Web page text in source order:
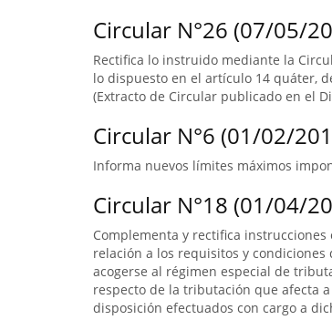
Circular N°26 (07/05/
Rectifica lo instruido mediante la
lo dispuesto en el artículo 14 quáter,
(Extracto de Circular publicado en el
Circular N°6 (01/02/
Informa nuevos límites máximos
Circular N°18 (01/04/
Complementa y rectifica
relación a los requisitos y
acogerse al régimen especial de
respecto de la tributación que afecta
disposición efectuados con cargo a